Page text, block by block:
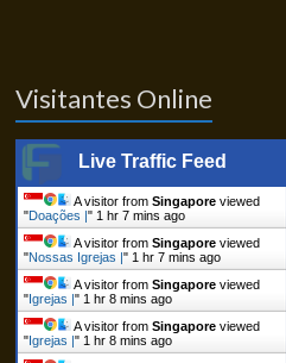
Visitantes Online
Live Traffic Feed
A visitor fromSingapore viewed
"Doações |" 1 hr 7 mins ago
A visitor fromSingapore viewed
"Nossas Igrejas |" 1 hr 7 mins ago
A visitor fromSingapore viewed
"Igrejas |" 1 hr 8 mins ago
A visitor fromSingapore viewed
"Igrejas |" 1 hr 8 mins ago